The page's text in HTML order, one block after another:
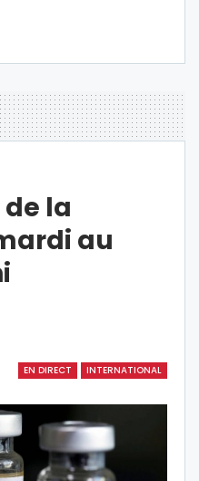
la
au
EN DIRECT INTERNATIONAL